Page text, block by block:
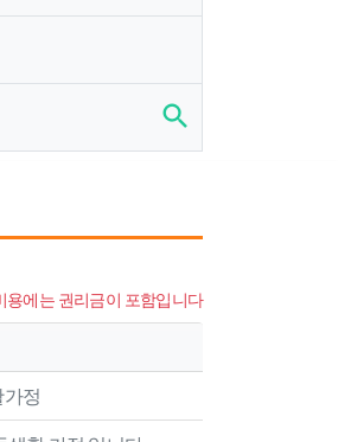
search
용에는 권리금이 포함입니다
정